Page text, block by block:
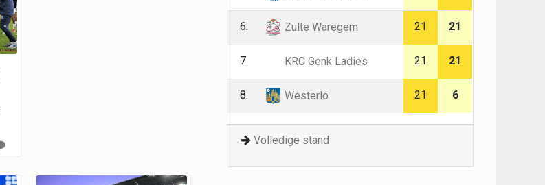
6. Zulte Waregem 21 21
7. KRC Genk Ladies 21 21
8. Westerlo 21 6
Volledige stand